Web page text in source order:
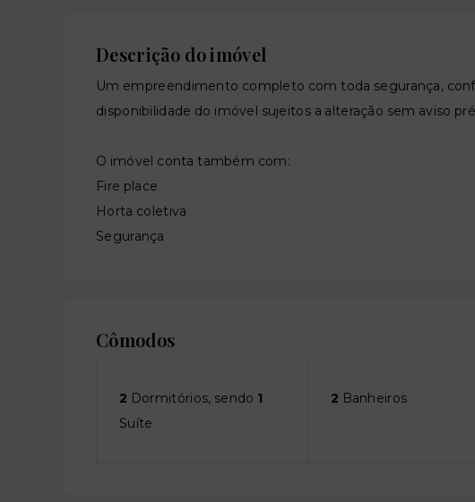
Descrição do imóvel
Um empreendimento completo com toda segurança,
disponibilidade do imóvel sujeitos a alteração sem aviso
O imóvel conta também com:
Fire place
Horta coletiva
Segurança
Cômodos
2 Dormitórios, sendo 1
Suíte
2 Banheiros